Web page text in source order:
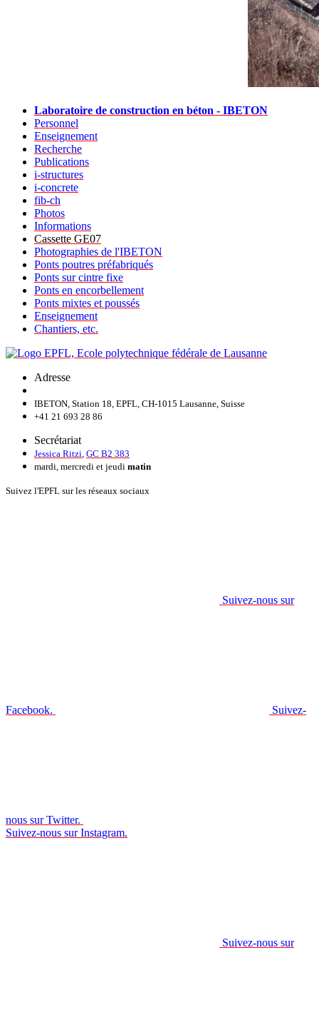
Laboratoire de construction en béton - IBETON
Personnel
Enseignement
Recherche
Publications
i-structures
i-concrete
fib-ch
Photos
Informations
Cassette GE07
Photographies de l'IBETON
Ponts poutres préfabriqués
Ponts sur cintre fixe
Ponts en encorbellement
Ponts mixtes et poussés
Enseignement
Chantiers, etc.
Adresse
IBETON, Station 18, EPFL, CH-1015 Lausanne, Suisse
+41 21 693 28 86
Secrétariat
Jessica Ritzi GC B2 383
mardi, mercredi et jeudi matin
Suivez l'EPFL sur les réseaux sociaux
Suivez-nous sur
Facebook. Suivez-
nous sur Twitter.
Suivez-nous sur Instagram.
Suivez-nous sur